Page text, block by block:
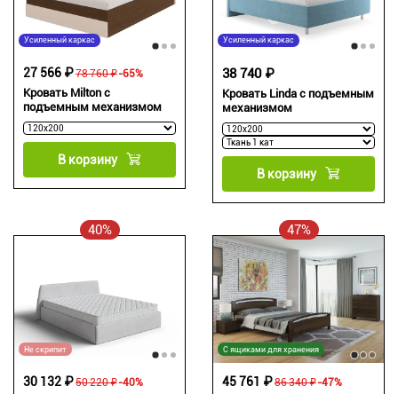
Усиленный каркас
Кровать Milton с
подъемным механизмом
78 760 ₽
27 566 ₽ -65%
В корзину
Усиленный каркас
Кровать Linda с подъемным
механизмом
38 740 ₽
В корзину
40%
Не скрипит
50 220 ₽
30 132 ₽ -40%
47%
С ящиками для хранения
86 340 ₽
45 761 ₽ -47%